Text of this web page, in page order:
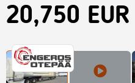
20,750 EUR